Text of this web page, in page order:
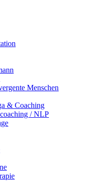
Menschen
& Coaching
/ NLP